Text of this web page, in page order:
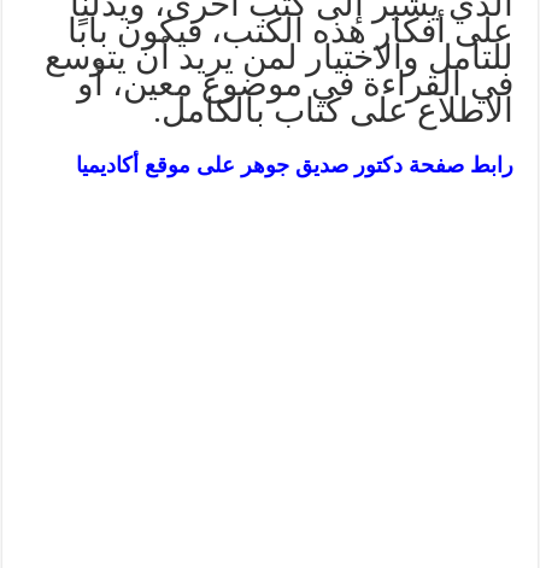
على أفكار هذه الكتب، فيكون بابًا
للتأمل والاختيار لمن يريد أن يتوسع
في القراءة في موضوع معين، أو
الاطلاع على كتاب بالكامل.
رابط صفحة دكتور صديق جوهر على موقع أكاديميا